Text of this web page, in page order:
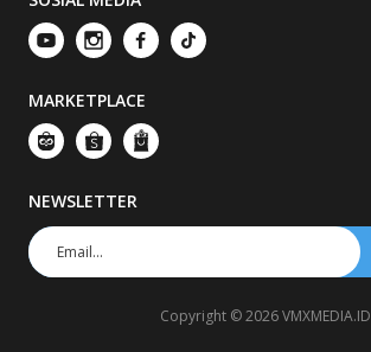
MARKETPLACE
NEWSLETTER
Copyright © 2026 VMXMEDIA.ID